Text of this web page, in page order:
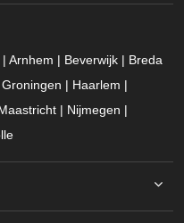
Arnhem | Beverwijk | Breda
| Haarlem |
| Nijmegen |